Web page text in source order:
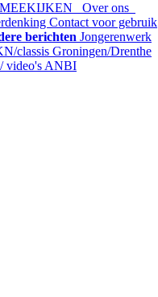
Over ons
Contact voor gebruik
berichten Jongerenwerk
classis Groningen/Drenthe
video's ANBI